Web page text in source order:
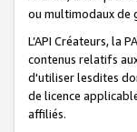
ou multimodaux de
L’API Créateurs, la
contenus relatifs
d'utiliser lesdites
de licence
affiliés.